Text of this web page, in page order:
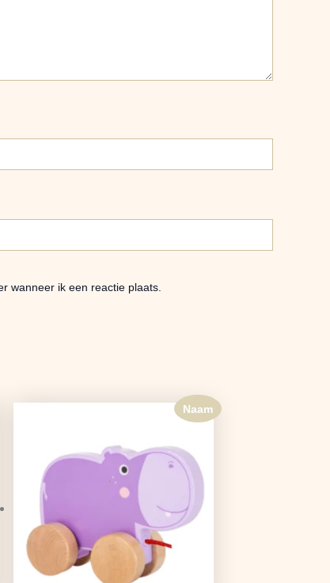
wanneer ik een reactie plaats.
Naam